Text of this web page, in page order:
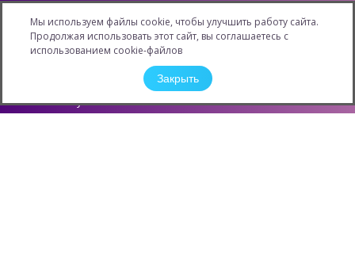
Как стать партнером
Личный кабинет
Информация
Обучение
Конкурсы и Акции
Мы используем файлы cookie, чтобы улучшить работу сайта.
Продолжая использовать этот сайт, вы соглашаетесь с
использованием cookie-файлов
Закрыть